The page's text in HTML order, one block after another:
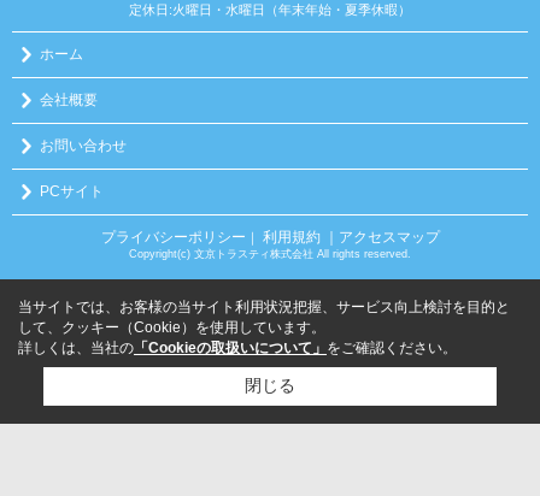
定休日:火曜日・水曜日（年末年始・夏季休暇）
ホーム
会社概要
お問い合わせ
PCサイト
プライバシーポリシー ｜ 利用規約 ｜アクセスマップ
Copyright(c) 文京トラスティ株式会社 All rights reserved.
当サイトでは、お客様の当サイト利用状況把握、サービス向上検討を目的と
して、クッキー（Cookie）を使用しています。
詳しくは、当社の 「Cookieの取扱いについて」 をご確認ください。
閉じる